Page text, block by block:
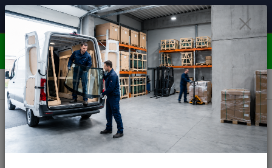
🚘
Čelní skla pro
unikátní vozy
📞
Poradenství
ZDARMA
⭐ 4.7/5 (50 recenzí)
OBJEDNÁVEJTE DO STŘEDY 12:00 - KAŽDÝ PÁTEK
EXPEDUJEME!!
Menu
0 ks
za 0,00 Kč